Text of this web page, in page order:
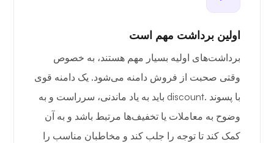
اولین برداشت مهم است
برداشت‌های اولیه بسیار مهم هستند، به خصوص
وقتی صحبت از فروش دامنه می‌شود. یک دامنه قوی
با پسوند .discount باید به یاد ماندنی، سرراست و به
وضوح به معاملات یا تخفیف‌ها مرتبط باشد و به آن
کمک کند تا توجه را جلب کند و مخاطبان مناسب را